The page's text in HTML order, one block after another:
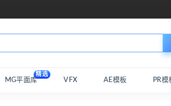
MG平面库
精选
VFX AE模板 PR模